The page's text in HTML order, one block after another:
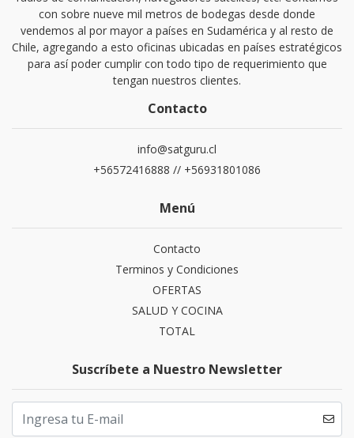
con sobre nueve mil metros de bodegas desde donde
vendemos al por mayor a países en Sudamérica y al resto de
Chile, agregando a esto oficinas ubicadas en países estratégicos
para así poder cumplir con todo tipo de requerimiento que
tengan nuestros clientes.
Contacto
info@satguru.cl
+56572416888 // +56931801086
Menú
Contacto
Terminos y Condiciones
OFERTAS
SALUD Y COCINA
TOTAL
Suscríbete a Nuestro Newsletter